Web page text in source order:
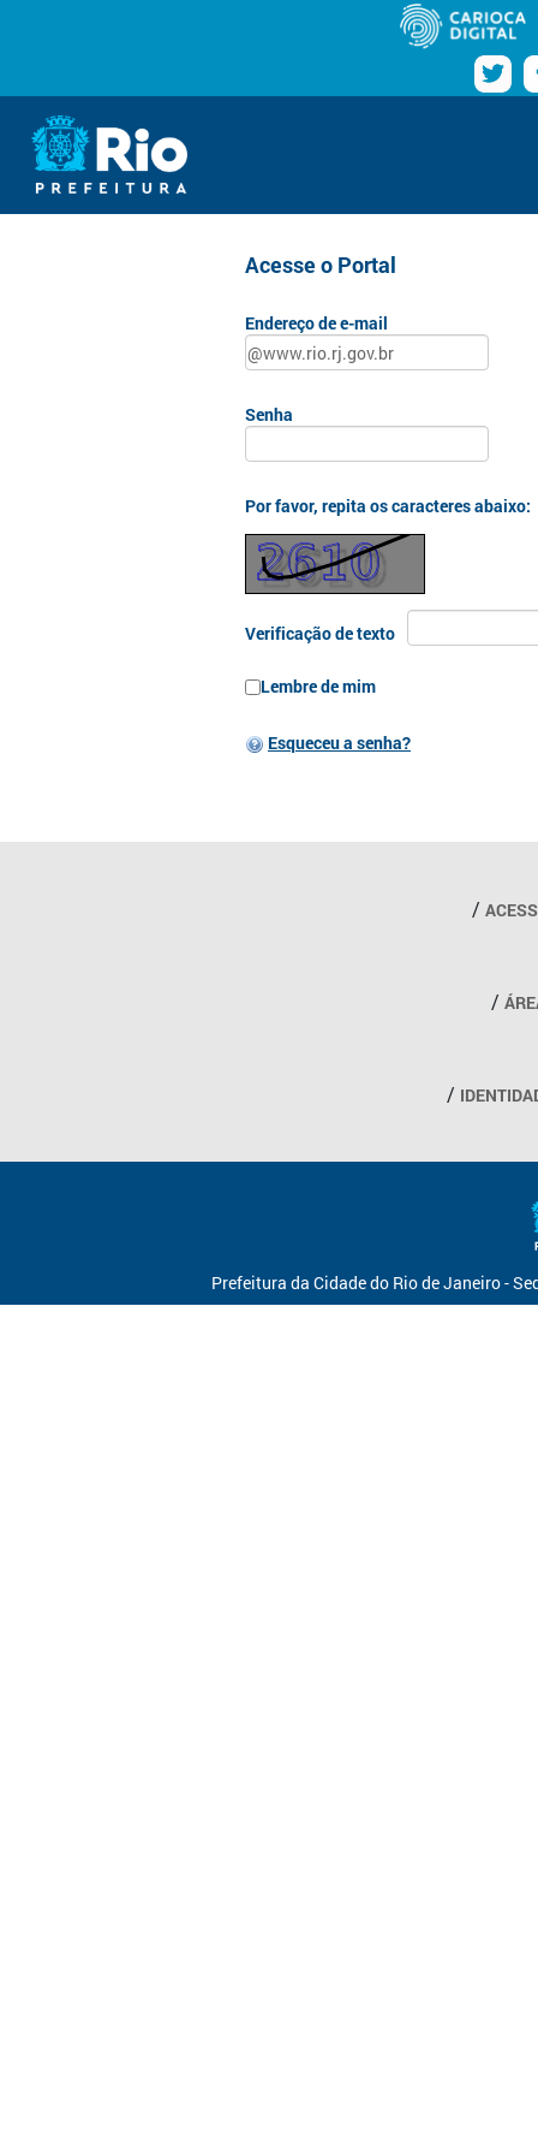
Navegação
www.rio.rj.gov.br
Login
Acesse o Portal
Endereço de e-mail
Senha
Por favor, repita os caracteres abaixo:
Verificação de texto
Lembre de mim
Esqueceu a senha?
Prefeitura da Cidade do Rio de Janeiro -